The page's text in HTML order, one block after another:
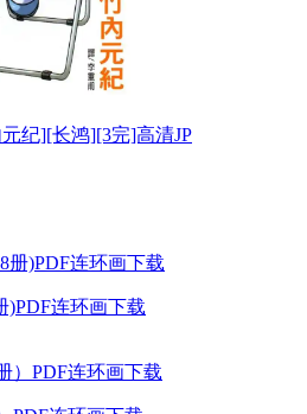
纪][长鸿][3完]高清JP
)PDF连环画下载